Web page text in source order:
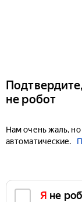
не робот
Нам очень жаль,
автоматические.
Я не